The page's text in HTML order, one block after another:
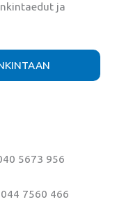
ja
5673 956
7560 466